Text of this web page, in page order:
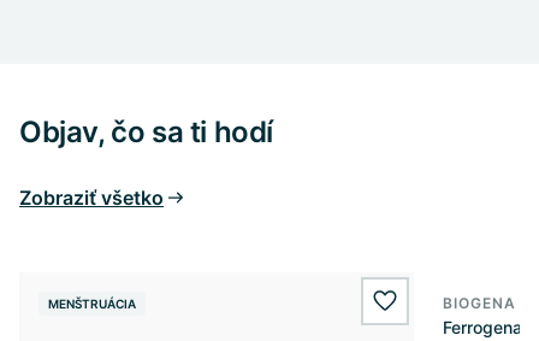
Objav, čo sa ti hodí
Zobraziť všetko
MENŠTRUÁCIA wishlist.add
BIOGENA
Ferrogena®